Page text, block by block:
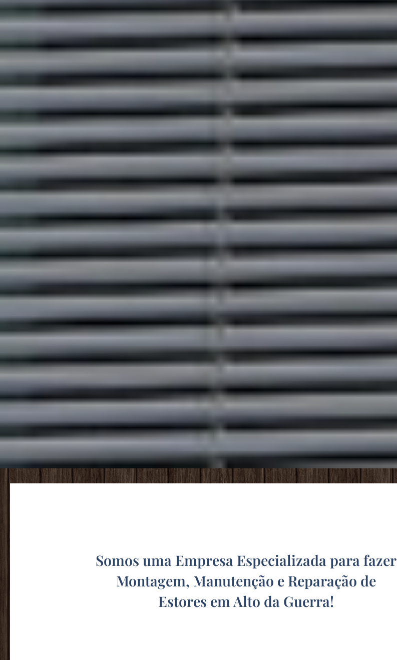
Somos uma Empresa Especializada para fazer
Montagem, Manutenção e Reparação de
Estores em Alto da Guerra!